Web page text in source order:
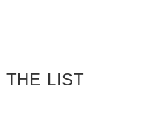
THE LIST